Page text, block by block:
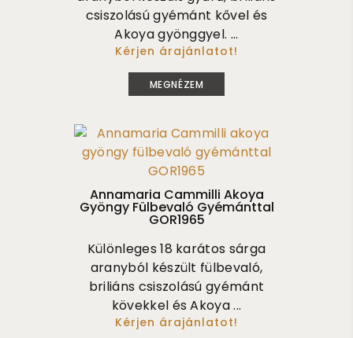
csiszolású gyémánt kővel és
Akoya gyönggyel. ...
Kérjen árajánlatot!
MEGNÉZEM
Annamaria Cammilli Akoya
Gyöngy Fülbevaló Gyémánttal
GOR1965
Különleges 18 karátos sárga
aranyból készült fülbevaló,
briliáns csiszolású gyémánt
kövekkel és Akoya ...
Kérjen árajánlatot!